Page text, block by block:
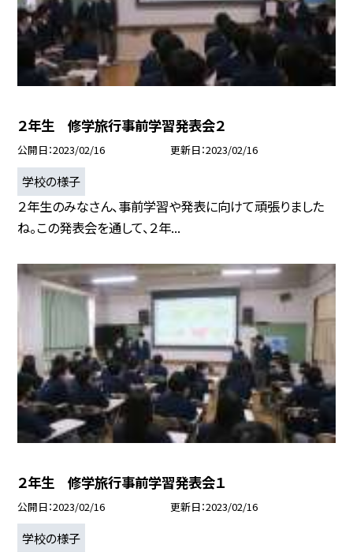
２年生 修学旅行事前学習発表会２
公開日 2023/02/16 更新日 2023/02/16
学校の様子
２年生のみなさん、事前学習や発表に向けて頑張りました
ね。この発表会を通して、２年...
２年生 修学旅行事前学習発表会１
公開日 2023/02/16 更新日 2023/02/16
学校の様子